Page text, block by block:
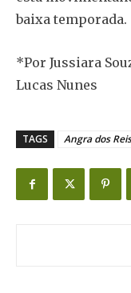
baixa temporada.
*Por Jussiara
Lucas Nunes
TAGS Angra dos Reis